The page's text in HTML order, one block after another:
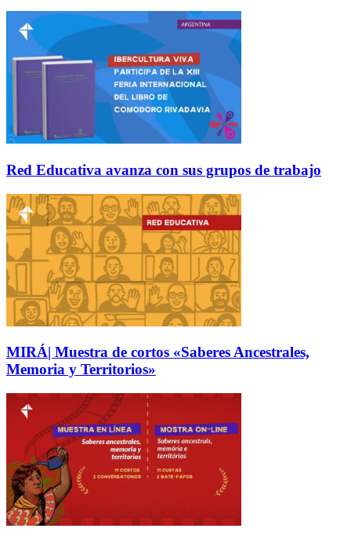
Red Educativa avanza con sus grupos de trabajo
MIRÁ| Muestra de cortos «Saberes Ancestrales,
Memoria y Territorios»